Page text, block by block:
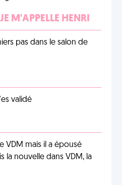
M'APPELLE HENRI
pas dans le salon de
validé
VDM mais il a épousé
la nouvelle dans VDM, la